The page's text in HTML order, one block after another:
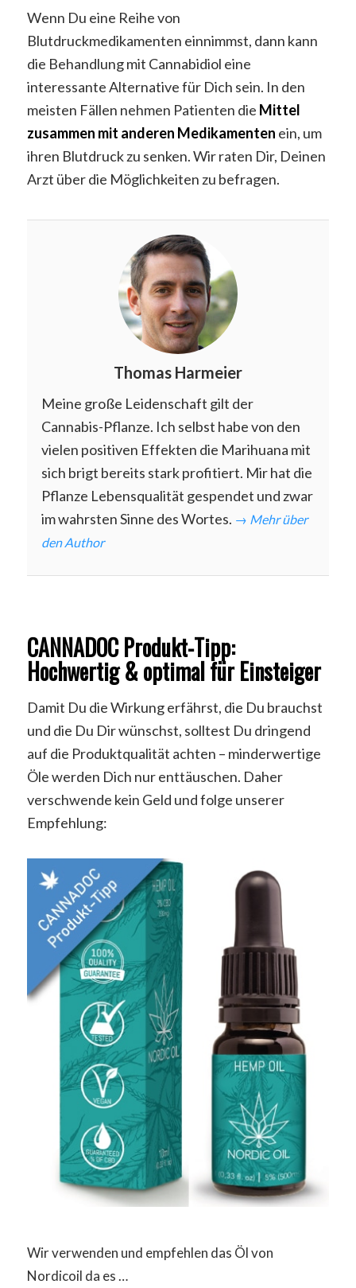
Wenn Du eine Reihe von
Blutdruckmedikamenten einnimmst, dann kann
die Behandlung mit Cannabidiol eine
interessante Alternative für Dich sein. In den
meisten Fällen nehmen Patienten die Mittel
zusammen mit anderen Medikamenten ein, um
ihren Blutdruck zu senken. Wir raten Dir, Deinen
Arzt über die Möglichkeiten zu befragen.
Thomas Harmeier
Meine große Leidenschaft gilt der
Cannabis-Pflanze. Ich selbst habe von den
vielen positiven Effekten die Marihuana mit
sich brigt bereits stark profitiert. Mir hat die
Pflanze Lebensqualität gespendet und zwar
im wahrsten Sinne des Wortes. → Mehr über
den Author
CANNADOC Produkt-Tipp:
Hochwertig & optimal für Einsteiger
Damit Du die Wirkung erfährst, die Du brauchst
und die Du Dir wünschst, solltest Du dringend
auf die Produktqualität achten – minderwertige
Öle werden Dich nur enttäuschen. Daher
verschwende kein Geld und folge unserer
Empfehlung:
Wir verwenden und empfehlen das Öl von
Nordicoil da es …